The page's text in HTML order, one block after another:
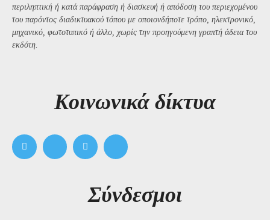
περιληπτική ή κατά παράφραση ή διασκευή ή απόδοση του περιεχομένου
του παρόντος διαδικτυακού τόπου με οποιονδήποτε τρόπο, ηλεκτρονικό,
μηχανικό, φωτοτυπικό ή άλλο, χωρίς την προηγούμενη γραπτή άδεια του
εκδότη.
Kοινωνικά δίκτυα
Σύνδεσμοι